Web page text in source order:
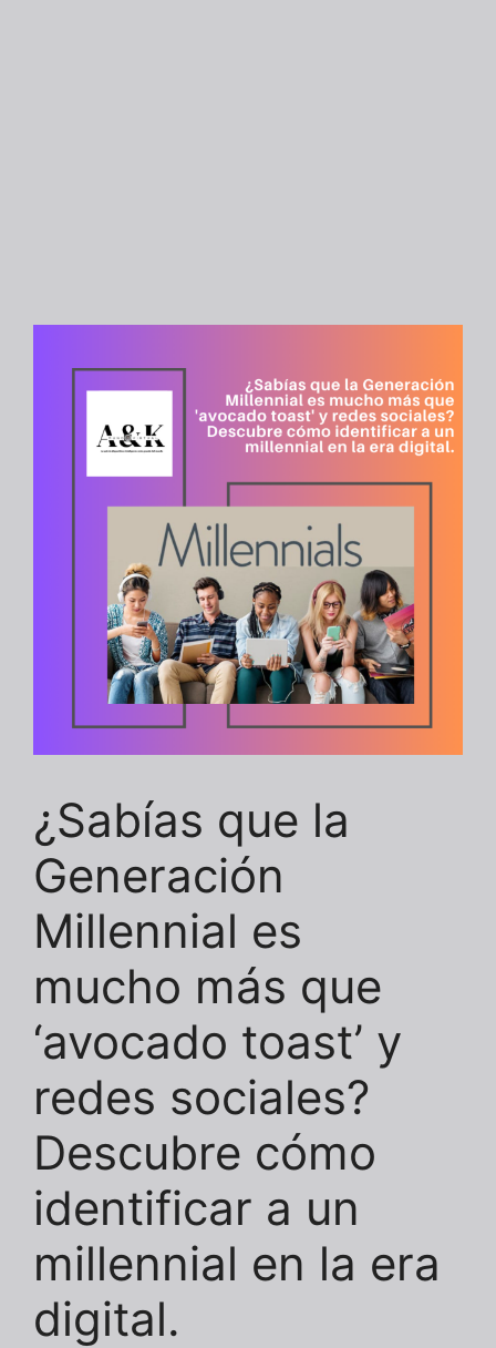
¿Sabías que la
Generación
Millennial es
mucho más que
‘avocado toast’ y
redes sociales?
Descubre cómo
identificar a un
millennial en la era
digital.